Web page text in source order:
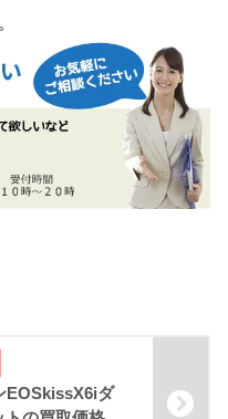
EOSkissX6iダ